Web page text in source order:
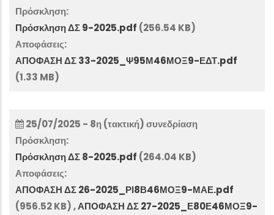
Πρόσκληση:
Πρόσκληση ΔΣ 9-2025.pdf (256.54 KB)
Αποφάσεις:
ΑΠΟΦΑΣΗ ΔΣ 33-2025_Ψ95Μ46ΜΟΞ9-ΕΔΤ.pdf
(1.33 MB)
25/07/2025 - 8η (τακτική) συνεδρίαση
Πρόσκληση:
Πρόσκληση ΔΣ 8-2025.pdf (264.04 KB)
Αποφάσεις:
ΑΠΟΦΑΣΗ ΔΣ 26-2025_ΡΙ8Β46ΜΟΞ9-ΜΑΕ.pdf
(956.52 KB) ,ΑΠΟΦΑΣΗ ΔΣ 27-2025_Ε80Ε46ΜΟΞ9-